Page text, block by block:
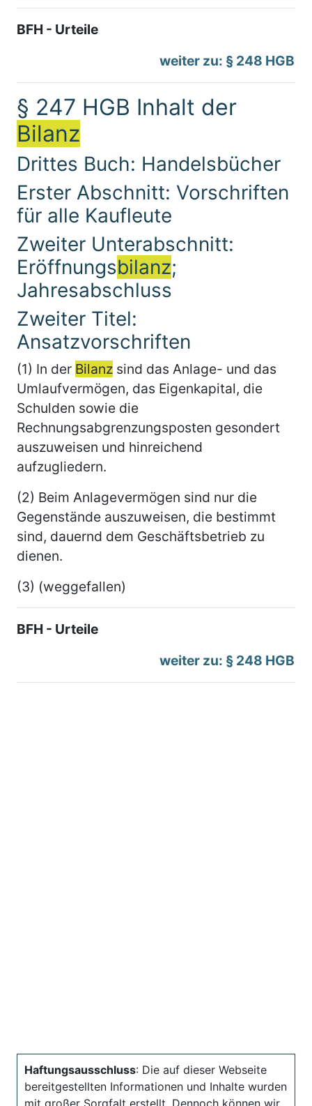
BFH - Urteile
weiter zu: § 248 HGB
§ 247 HGB Inhalt der
Bilanz
Drittes Buch: Handelsbücher
Erster Abschnitt: Vorschriften
für alle Kaufleute
Zweiter Unterabschnitt:
Eröffnungsbilanz;
Jahresabschluss
Zweiter Titel:
Ansatzvorschriften
(1) In der Bilanz sind das Anlage- und das
Umlaufvermögen, das Eigenkapital, die
Schulden sowie die
Rechnungsabgrenzungsposten gesondert
auszuweisen und hinreichend
aufzugliedern.
(2) Beim Anlagevermögen sind nur die
Gegenstände auszuweisen, die bestimmt
sind, dauernd dem Geschäftsbetrieb zu
dienen.
(3) (weggefallen)
BFH - Urteile
weiter zu: § 248 HGB
Haftungsausschluss: Die auf dieser Webseite
bereitgestellten Informationen und Inhalte wurden
mit großer Sorgfalt erstellt. Dennoch können wir